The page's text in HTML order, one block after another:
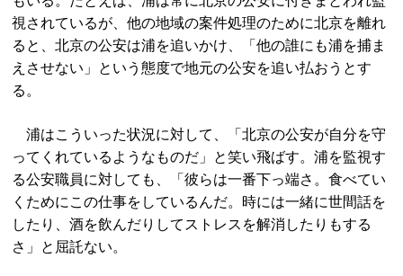
視されているが、他の地域の案件処理のために北京を離れ
ると、北京の公安は浦を追いかけ、「他の誰にも浦を捕ま
えさせない」という態度で地元の公安を追い払おうとす
る。
浦はこういった状況に対して、「北京の公安が自分を守
ってくれているようなものだ」と笑い飛ばす。浦を監視す
る公安職員に対しても、「彼らは一番下っ端さ。食べてい
くためにこの仕事をしているんだ。時には一緒に世間話を
したり、酒を飲んだりしてストレスを解消したりもする
さ」と屈託ない。